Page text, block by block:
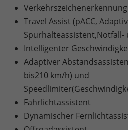
Verkehrszeichenerkennung
Travel Assist (pACC,
Spurhalteassistent,Notfall-
Intelligenter
Adaptiver
bis210 km/h) und
Fahrlichtassistent
Dynamischer